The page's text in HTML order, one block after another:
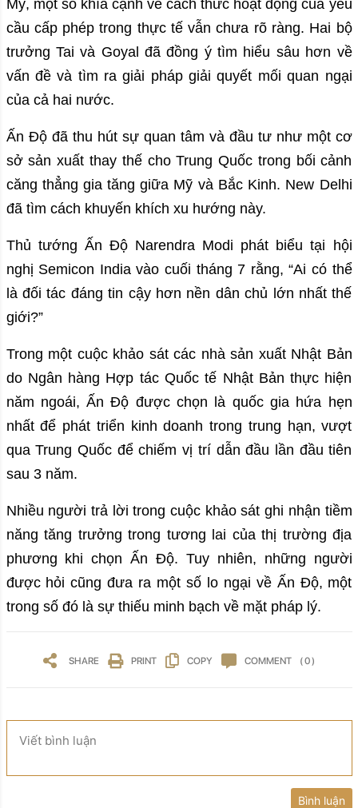
Mỹ, một số khía cạnh về cách thức hoạt động của yêu
cầu cấp phép trong thực tế vẫn chưa rõ ràng. Hai bộ
trưởng Tai và Goyal đã đồng ý tìm hiểu sâu hơn về
vấn đề và tìm ra giải pháp giải quyết mối quan ngại
của cả hai nước.
Ấn Độ đã thu hút sự quan tâm và đầu tư như một cơ
sở sản xuất thay thế cho Trung Quốc trong bối cảnh
căng thẳng gia tăng giữa Mỹ và Bắc Kinh. New Delhi
đã tìm cách khuyến khích xu hướng này.
Thủ tướng Ấn Độ Narendra Modi phát biểu tại hội
nghị Semicon India vào cuối tháng 7 rằng, “Ai có thể
là đối tác đáng tin cậy hơn nền dân chủ lớn nhất thế
giới?”
Trong một cuộc khảo sát các nhà sản xuất Nhật Bản
do Ngân hàng Hợp tác Quốc tế Nhật Bản thực hiện
năm ngoái, Ấn Độ được chọn là quốc gia hứa hẹn
nhất để phát triển kinh doanh trong trung hạn, vượt
qua Trung Quốc để chiếm vị trí dẫn đầu lần đầu tiên
sau 3 năm.
Nhiều người trả lời trong cuộc khảo sát ghi nhận tiềm
năng tăng trưởng trong tương lai của thị trường địa
phương khi chọn Ấn Độ. Tuy nhiên, những người
được hỏi cũng đưa ra một số lo ngại về Ấn Độ, một
trong số đó là sự thiếu minh bạch về mặt pháp lý.
SHARE PRINT COPY COMMENT ( 0 )
Viết bình luận
Bình luận